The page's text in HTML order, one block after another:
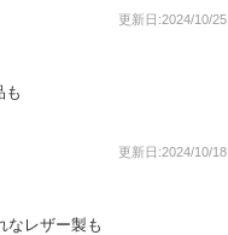
更新日:2024/10/25
も
更新日:2024/10/18
なレザー製も